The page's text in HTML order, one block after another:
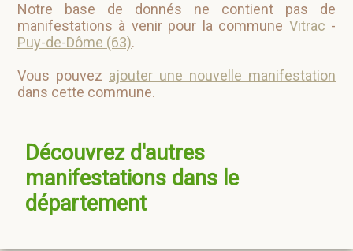
Notre base de donnés ne contient pas de
manifestations à venir pour la commune Vitrac -
Puy-de-Dôme (63).
Vous pouvez ajouter une nouvelle manifestation
dans cette commune.
Découvrez d'autres
manifestations dans le
département